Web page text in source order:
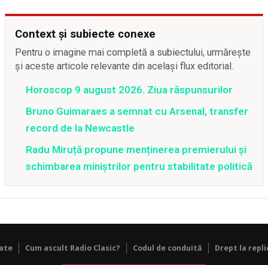
Context și subiecte conexe
Pentru o imagine mai completă a subiectului, urmărește
și aceste articole relevante din același flux editorial.
Horoscop 9 august 2026. Ziua răspunsurilor
Bruno Guimaraes a semnat cu Arsenal, transfer
record de la Newcastle
Radu Miruță propune menținerea premierului și
schimbarea miniștrilor pentru stabilitate politică
Cum ascult Radio Clasic? Codul de conduită Drept la